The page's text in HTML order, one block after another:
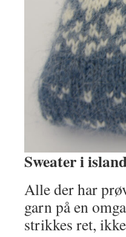
Sweater i
Alle der har
garn på en
strikkes ret,